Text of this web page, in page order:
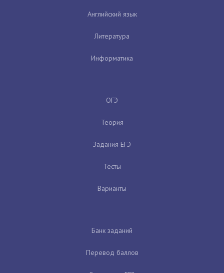
Английский язык
Литература
Информатика
ОГЭ
Теория
Задания ЕГЭ
Тесты
Варианты
Банк заданий
Перевод баллов